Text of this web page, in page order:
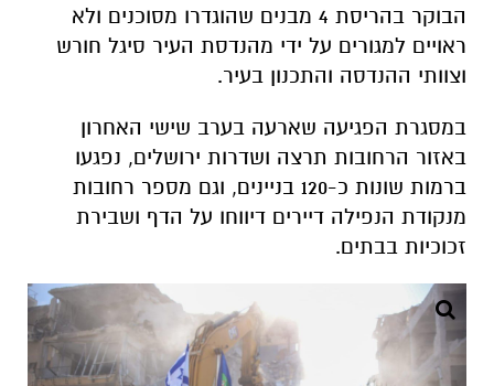
הבוקר בהריסת 4 מבנים שהוגדרו מסוכנים ולא
ראויים למגורים על ידי מהנדסת העיר סיגל חורש
וצוותי ההנדסה והתכנון בעיר.
במסגרת הפגיעה שארעה בערב שישי האחרון
באזור הרחובות תרצה ושדרות ירושלים, נפגעו
ברמות שונות כ-120 בניינים, וגם מספר רחובות
מנקודת הנפילה דיירים דיווחו על הדף ושבירת
זכוכיות בבתים.